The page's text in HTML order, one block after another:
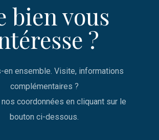
bien vous
?
en ensemble. Visite, informations
complémentaires ?
nos coordonnées en cliquant sur le
bouton ci-dessous.